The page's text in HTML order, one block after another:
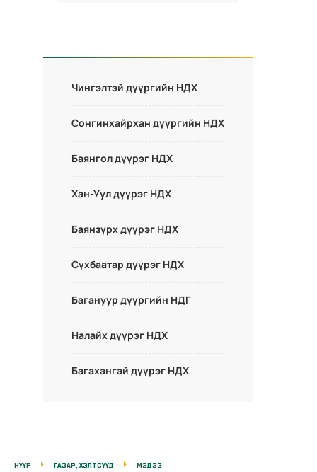
Чингэлтэй дүүргийн НДХ
Сонгинхайрхан дүүргийн НДХ
Баянгол дүүрэг НДХ
Хан-Уул дүүрэг НДХ
Баянзүрх дүүрэг НДХ
Сүхбаатар дүүрэг НДХ
Багануур дүүргийн НДГ
Налайх дүүрэг НДХ
Багахангай дүүрэг НДХ
НҮҮР ГАЗАР, ХЭЛТСҮҮД МЭДЭЭ